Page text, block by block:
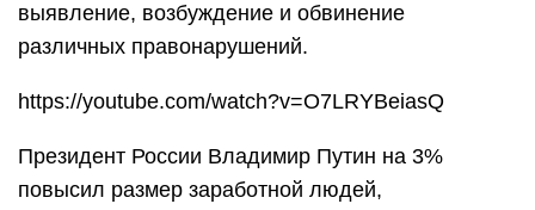
выявление, возбуждение и обвинение
различных правонарушений.
https://youtube.com/watch?v=O7LRYBeiasQ
Президент России Владимир Путин на 3%
повысил размер заработной людей,